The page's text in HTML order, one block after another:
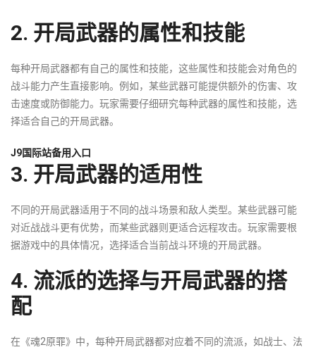
2. 开局武器的属性和技能
每种开局武器都有自己的属性和技能，这些属性和技能会对角色的
战斗能力产生直接影响。例如，某些武器可能提供额外的伤害、攻
击速度或防御能力。玩家需要仔细研究每种武器的属性和技能，选
择适合自己的开局武器。
J9国际站备用入口
3. 开局武器的适用性
不同的开局武器适用于不同的战斗场景和敌人类型。某些武器可能
对近战战斗更有优势，而某些武器则更适合远程攻击。玩家需要根
据游戏中的具体情况，选择适合当前战斗环境的开局武器。
4. 流派的选择与开局武器的搭
配
在《魂2原罪》中，每种开局武器都对应着不同的流派，如战士、法